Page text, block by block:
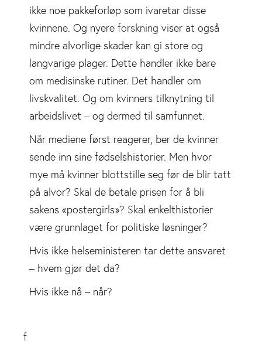
ikke noe pakkeforløp som ivaretar disse
kvinnene. Og nyereforskning viser at også
mindre alvorlige skader kan gi store og
langvarige plager. Dette handler ikke bare
om medisinske rutiner. Det handler om
livskvalitet. Og om kvinners tilknytning til
arbeidslivet – og dermed til samfunnet.
Når mediene først reagerer, ber de kvinner
sende inn sine fødselshistorier. Men hvor
mye må kvinner blottstille seg før de blir tatt
på alvor? Skal de betale prisen for å bli
sakens «postergirls»? Skal enkelthistorier
være grunnlaget for politiske løsninger?
Hvis ikke helseministeren tar dette ansvaret
– hvem gjør det da?
Hvis ikke nå – når?
f